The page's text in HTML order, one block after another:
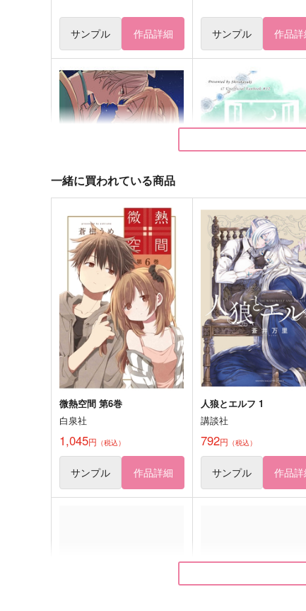
サンプル 作品詳細 サンプル 作品詳
君に願いを
Strelitzia
935円 （税込）
アルハイゼン×カーヴェ
サンプル 作品詳細
月の下で迷子
白華雪
567円（税込）
千×百
サンプル 作品
聖地巡礼ー
一緒に買われている商品
微熱空間 第6巻
白泉社
1,045円 （税込）
サンプル 作品詳細
人狼とエルフ 1
講談社
792円 （税込）
サンプル 作品詳